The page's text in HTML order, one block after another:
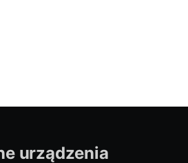
urządzenia